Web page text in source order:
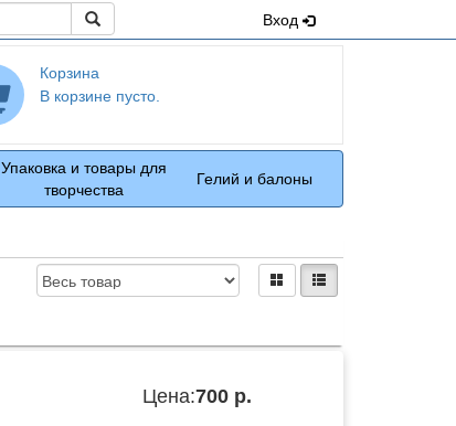
Вход
Корзина
В корзине пусто.
Упаковка и товары для
творчества
Гелий и балоны
Доступность: Вид:плиткамирядами
Цена:700 р.